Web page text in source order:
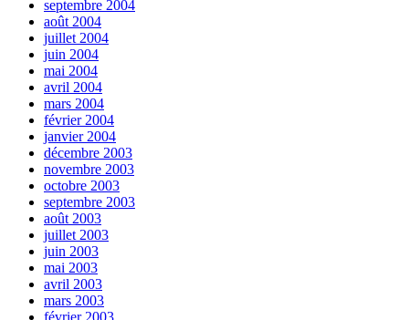
septembre 2004
août 2004
juillet 2004
juin 2004
mai 2004
avril 2004
mars 2004
février 2004
janvier 2004
décembre 2003
novembre 2003
octobre 2003
septembre 2003
août 2003
juillet 2003
juin 2003
mai 2003
avril 2003
mars 2003